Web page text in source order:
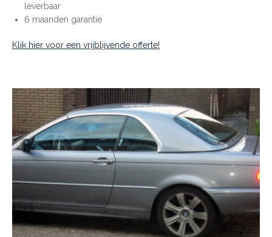
leverbaar
6 maanden garantie
Klik hier voor een vrijblijvende offerte!